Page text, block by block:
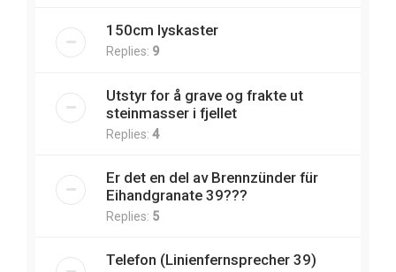
150cm lyskaster
Replies: 9
Utstyr for å grave og frakte ut
steinmasser i fjellet
Replies: 4
Er det en del av Brennzünder für
Eihandgranate 39???
Replies: 5
Telefon (Linienfernsprecher 39)